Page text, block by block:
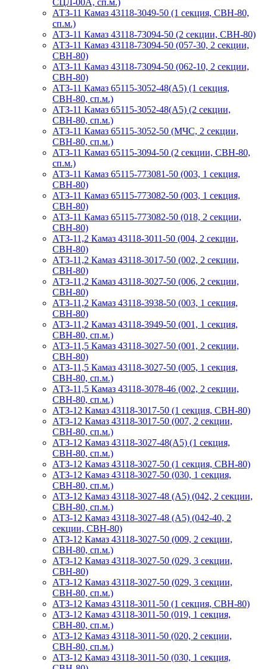
СЦЛ-00А, сп.м.)
АТЗ-11 Камаз 43118-3049-50 (1 секция, СВН-80,
сп.м.)
АТЗ-11 Камаз 43118-73094-50 (2 секции, СВН-80)
АТЗ-11 Камаз 43118-73094-50 (057-30, 2 секции,
СВН-80)
АТЗ-11 Камаз 43118-73094-50 (062-10, 2 секции,
СВН-80)
АТЗ-11 Камаз 65115-3052-48(A5) (1 секция,
СВН-80, сп.м.)
АТЗ-11 Камаз 65115-3052-48(A5) (2 секции,
СВН-80, сп.м.)
АТЗ-11 Камаз 65115-3052-50 (МЧС, 2 секции,
СВН-80, сп.м.)
АТЗ-11 Камаз 65115-3094-50 (2 секции, СВН-80,
сп.м.)
АТЗ-11 Камаз 65115-773081-50 (003, 1 секция,
СВН-80)
АТЗ-11 Камаз 65115-773082-50 (003, 1 секция,
СВН-80)
АТЗ-11 Камаз 65115-773082-50 (018, 2 секции,
СВН-80)
АТЗ-11,2 Камаз 43118-3011-50 (004, 2 секции,
СВН-80)
АТЗ-11,2 Камаз 43118-3017-50 (002, 2 секции,
СВН-80)
АТЗ-11,2 Камаз 43118-3027-50 (006, 2 секции,
СВН-80)
АТЗ-11,2 Камаз 43118-3938-50 (003, 1 секция,
СВН-80)
АТЗ-11,2 Камаз 43118-3949-50 (001, 1 секция,
СВН-80, сп.м.)
АТЗ-11,5 Камаз 43118-3027-50 (001, 2 секции,
СВН-80)
АТЗ-11,5 Камаз 43118-3027-50 (005, 1 секция,
СВН-80, сп.м.)
АТЗ-11,5 Камаз 43118-3078-46 (002, 2 секции,
СВН-80, сп.м.)
АТЗ-12 Камаз 43118-3017-50 (1 секция, СВН-80)
АТЗ-12 Камаз 43118-3017-50 (007, 2 секции,
СВН-80, сп.м.)
АТЗ-12 Камаз 43118-3027-48(A5) (1 секция,
СВН-80, сп.м.)
АТЗ-12 Камаз 43118-3027-50 (1 секция, СВН-80)
АТЗ-12 Камаз 43118-3027-50 (030, 1 секция,
СВН-80, сп.м.)
АТЗ-12 Камаз 43118-3027-48 (А5) (042, 2 секции,
СВН-80, сп.м.)
АТЗ-12 Камаз 43118-3027-48 (А5) (042-40, 2
секции, СВН-80)
АТЗ-12 Камаз 43118-3027-50 (009, 2 секции,
СВН-80, сп.м.)
АТЗ-12 Камаз 43118-3027-50 (029, 3 секции,
СВН-80)
АТЗ-12 Камаз 43118-3027-50 (029, 3 секции,
СВН-80, сп.м.)
АТЗ-12 Камаз 43118-3011-50 (1 секция, СВН-80)
АТЗ-12 Камаз 43118-3011-50 (019, 1 секция,
СВН-80, сп.м.)
АТЗ-12 Камаз 43118-3011-50 (020, 2 секции,
СВН-80, сп.м.)
АТЗ-12 Камаз 43118-3011-50 (030, 1 секция,